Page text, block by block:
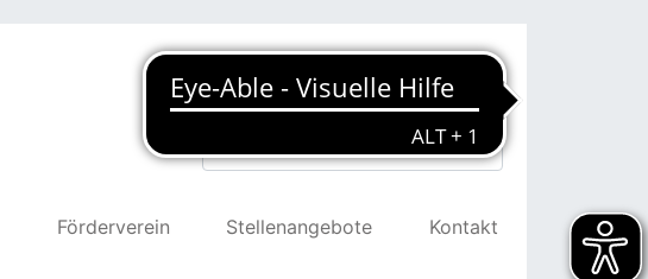
Suchen
Förderverein Stellenangebote Kontakt